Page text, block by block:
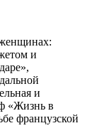
и
и
«Жизнь в
французской